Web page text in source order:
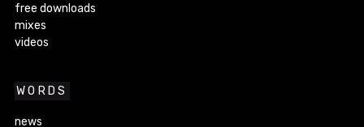
free downloads
mixes
videos
WORDS
news